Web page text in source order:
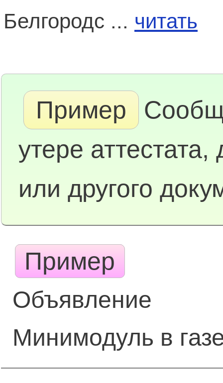
Белгородс ... читать
Пример
утере
или другого
Пример
Объявление
Минимодуль в